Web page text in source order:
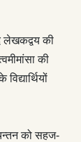
लेखकद्वय की
की
को सहज-